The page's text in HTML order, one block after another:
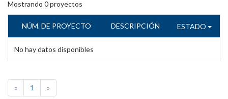
Mostrando 0proyectos
NÚM. DE PROYECTO DESCRIPCIÓN ESTADO
No hay datos disponibles
« 1 »